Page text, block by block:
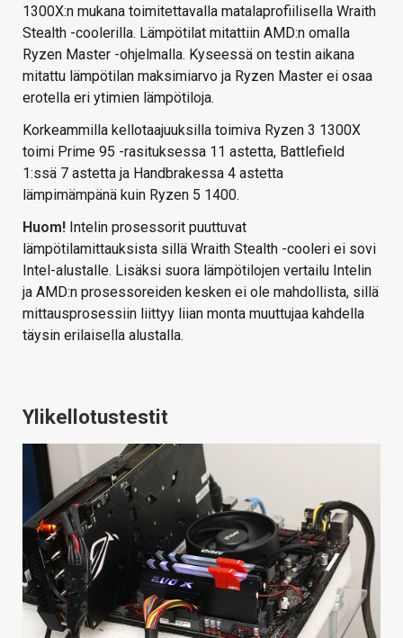
1300X:n mukana toimitettavalla matalaprofiilisella Wraith
Stealth -coolerilla. Lämpötilat mitattiin AMD:n omalla
Ryzen Master -ohjelmalla. Kyseessä on testin aikana
mitattu lämpötilan maksimiarvo ja Ryzen Master ei osaa
erotella eri ytimien lämpötiloja.
Korkeammilla kellotaajuuksilla toimiva Ryzen 3 1300X
toimi Prime 95 -rasituksessa 11 astetta, Battlefield
1:ssä 7 astetta ja Handbrakessa 4 astetta
lämpimämpänä kuin Ryzen 5 1400.
Huom! Intelin prosessorit puuttuvat
lämpötilamittauksista sillä Wraith Stealth -cooleri ei sovi
Intel-alustalle. Lisäksi suora lämpötilojen vertailu Intelin
ja AMD:n prosessoreiden kesken ei ole mahdollista, sillä
mittausprosessiin liittyy liian monta muuttujaa kahdella
täysin erilaisella alustalla.
Ylikellotustestit